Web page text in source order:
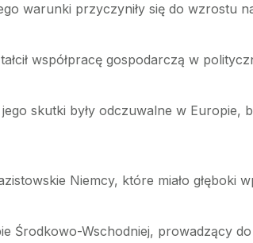
warunki przyczyniły się do wzrostu
współpracę gospodarczą w
skutki były odczuwalne w
Niemcy, które miało głęboki
Środkowo-Wschodniej, prowadzący